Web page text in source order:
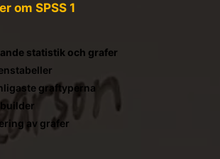
om SPSS 1
statistik och grafer
graftyperna
av grafer